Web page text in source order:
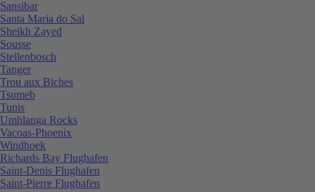
Sansibar
Santa Maria do Sal
Sheikh Zayed
Sousse
Stellenbosch
Tanger
Trou aux Biches
Tsumeb
Tunis
Umhlanga Rocks
Vacoas-Phoenix
Windhoek
Richards Bay Flughafen
Saint-Denis Flughafen
Saint-Pierre Flughafen